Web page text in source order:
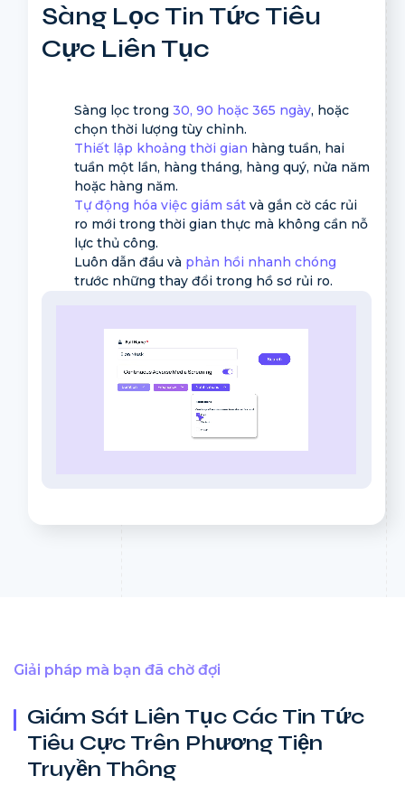
Sàng Lọc Tin Tức Tiêu
Cực Liên Tục
Sàng lọc trong30, 90 hoặc 365 ngày, hoặc
chọn thời lượng tùy chỉnh.
Thiết lập khoảng thời gian hàng tuần, hai
tuần một lần, hàng tháng, hàng quý, nửa năm
hoặc hàng năm.
Tự động hóa việc giám sát và gắn cờ các rủi
ro mới trong thời gian thực mà không cần nỗ
lực thủ công.
Luôn dẫn đầu và phản hồi nhanh chóng
trước những thay đổi trong hồ sơ rủi ro.
Giải pháp mà bạn đã chờ đợi
Giám Sát Liên Tục Các Tin Tức
Tiêu Cực Trên Phương Tiện
Truyền Thông